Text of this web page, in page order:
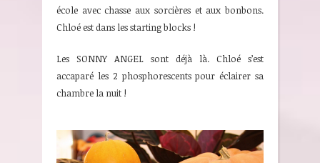
école avec chasse aux sorcières et aux bonbons.
Chloé est dans les starting blocks !
Les SONNY ANGEL sont déjà là. Chloé s’est
accaparé les 2 phosphorescents pour éclairer sa
chambre la nuit !